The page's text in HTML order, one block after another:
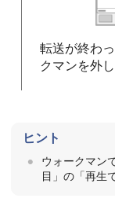
転送が終わ
クマンを外
ヒント
ウォークマン
目」の「再生